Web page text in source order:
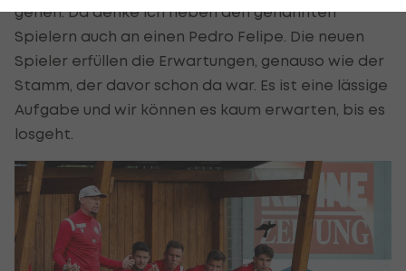
gehen. Da denke ich neben den genannten
Spielern auch an einen Pedro Felipe. Die neuen
Spieler erfüllen die Erwartungen, genauso wie der
Stamm, der davor schon da war. Es ist eine lässige
Aufgabe und wir können es kaum erwarten, bis es
losgeht.